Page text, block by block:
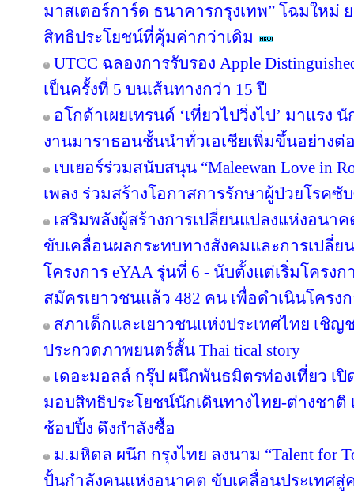
มาสเตอร์การ์ด ธนาคารกรุงเทพ” โฉมใหม่
สิทธิประโยชน์ที่คุ้มค่ากว่าเดิม
UTCC ฉลองการรับรอง Apple
เป็นครั้งที่ 5 บนเส้นทางกว่า 15 ปี
อโกด้าเผยเทรนด์ ‘เที่ยวไปวิ่งไป’ มาแรง
งานมาราธอนชั้นนำทั่วเอเชียเพิ่มขึ้นอย่างต่
เบเยอร์ร่วมสนับสนุน “Maleewan Love in
เพลง ร่วมสร้างโอกาสการรักษาผู้ป่วยโรค
เสริมพลังผู้สร้างการเปลี่ยนแปลงแห่งอนา
ขับเคลื่อนผลกระทบทางสังคมและการเปลี่ย
โครงการ eYAA รุ่นที่ 6 - นับตั้งแต่เริ่มโครง
สมัครเยาวชนแล้ว 482 คน เพื่อดำเนินโครง
สภาเด็กและเยาวชนแห่งประเทศไทย เชิ
ประกวดภาพยนตร์สั้น Thai tical story
เดอะมอลล์ กรุ๊ป ผนึกพันธมิตรท่องเที่ยว เปิด
มอบสิทธิประโยชน์นักเดินทางไทย-ต่างชาติ
ช้อปปิ้ง ดึงกำลังซื้อ
ม.มหิดล ผนึก กรุงไทย ลงนาม “Talent for
ปั้นกำลังคนแห่งอนาคต ขับเคลื่อนประเทศสู่